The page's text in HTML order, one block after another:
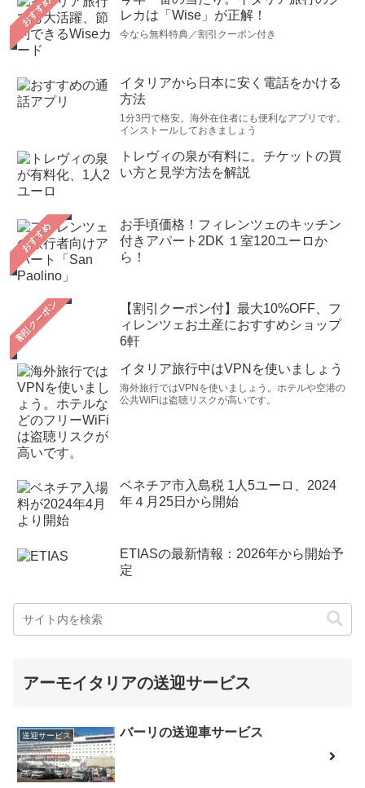
おすすめ
レカは「Wise」が正解！
今なら無料特典／割引クーポン付き
イタリアから日本に安く電話をかける
方法
1分3円で格安。海外在住者にも便利なアプリです。
インストールしておきましょう
トレヴィの泉が有料に。チケットの買
い方と見学方法を解説
おすすめ
お手頃価格！フィレンツェのキッチン
付きアパート2DK １室120ユーロか
ら！
【割引クーポン付】最大10%OFF、フ
ィレンツェお土産におすすめショップ
6軒
イタリア旅行中はVPNを使いましょう
海外旅行ではVPNを使いましょう。ホテルや空港の
公共WiFiは盗聴リスクが高いです。
ベネチア市入島税 1人5ユーロ、2024
年４月25日から開始
ETIASの最新情報：2026年から開始予
定
アーモイタリアの送迎サービス
送迎サービス バーリの送迎車サービス